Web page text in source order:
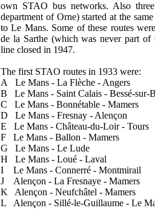
own STAO bus networks. Also
department of Orne) started at the
to Le Mans. Some of these routes
de la Sarthe (which was never part
line closed in 1947.
The first STAO routes in 1933 were:
A Le Mans - La Flèche - Angers
B Le Mans - Saint Calais - Bessé-sur-
C Le Mans - Bonnétable - Mamers
D Le Mans - Fresnay - Alençon
E Le Mans - Château-du-Loir - Tours
F Le Mans - Ballon - Mamers
G Le Mans - Le Lude
H Le Mans - Loué - Laval
I Le Mans - Connerré - Montmirail
J Alençon - La Fresnaye - Mamers
K Alençon - Neufchâtel - Mamers
L Alençon - Sillé-le-Guillaume - Le